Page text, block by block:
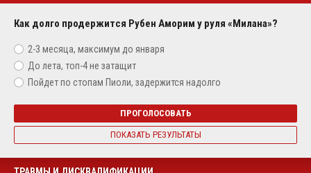
Как долго продержится Рубен Аморим у руля «Милана»?
2-3 месяца, максимум до января
До лета, топ-4 не затащит
Пойдет по стопам Пиоли, задержится надолго
ПРОГОЛОСОВАТЬ
ПОКАЗАТЬ РЕЗУЛЬТАТЫ